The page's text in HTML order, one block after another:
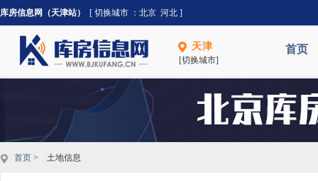
库房信息网（天津站） [ 切换城市 ： 北京 河北 ]
天津
[切换城市]
首页
首页 > 土地信息